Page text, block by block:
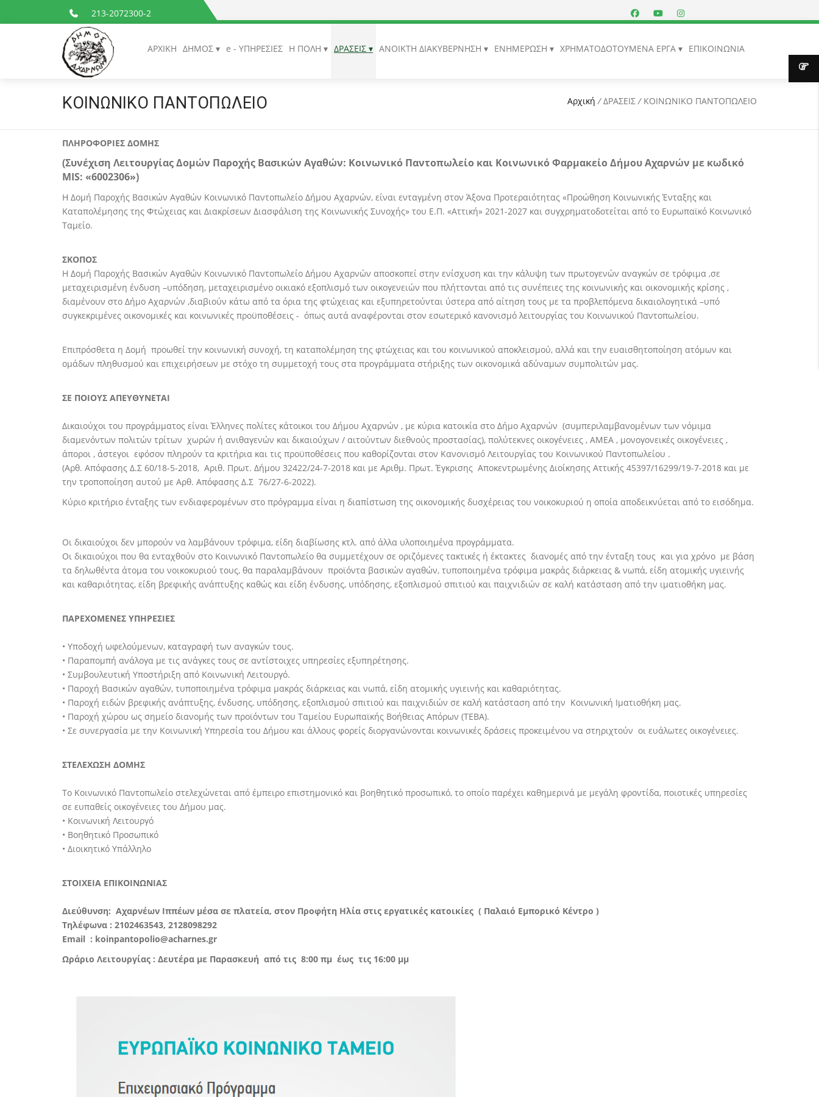
213-2072300-2
ΑΡΧΙΚΗ ΔΗΜΟΣ e - ΥΠΗΡΕΣΙΕΣ Η ΠΟΛΗ ΔΡΑΣΕΙΣ ΑΝΟΙΚΤΗ ΔΙΑΚΥΒΕΡΝΗΣΗ ΕΝΗΜΕΡΩΣΗ ΧΡΗΜΑΤΟΔΟΤΟΥΜΕΝΑ ΕΡΓΑ ΕΠΙΚΟΙΝΩΝΙΑ
ΚΟΙΝΩΝΙΚΟ ΠΑΝΤΟΠΩΛΕΙΟ Αρχική /ΔΡΑΣΕΙΣ / ΚΟΙΝΩΝΙΚΟ ΠΑΝΤΟΠΩΛΕΙΟ
ΠΛΗΡΟΦΟΡΙΕΣ ΔΟΜΗΣ
(Συνέχιση Λειτουργίας Δομών Παροχής Βασικών Αγαθών: Κοινωνικό Παντοπωλείο και Κοινωνικό Φαρμακείο Δήμου Αχαρνών με κωδικό
MIS: «6002306»)
Η Δομή Παροχής Βασικών Αγαθών Κοινωνικό Παντοπωλείο Δήμου Αχαρνών, είναι ενταγμένη στον Άξονα Προτεραιότητας «Προώθηση Κοινωνικής Ένταξης και
Καταπολέμησης της Φτώχειας και Διακρίσεων Διασφάλιση της Κοινωνικής Συνοχής» του Ε.Π. «Αττική» 2021-2027 και συγχρηματοδοτείται από το Ευρωπαϊκό Κοινωνικό
Ταμείο.
ΣΚΟΠΟΣ
Η Δομή Παροχής Βασικών Αγαθών Κοινωνικό Παντοπωλείο Δήμου Αχαρνών αποσκοπεί στην ενίσχυση και την κάλυψη των πρωτογενών αναγκών σε τρόφιμα ,σε
μεταχειρισμένη ένδυση –υπόδηση, μεταχειρισμένο οικιακό εξοπλισμό των οικογενειών που πλήττονται από τις συνέπειες της κοινωνικής και οικονομικής κρίσης ,
διαμένουν στο Δήμο Αχαρνών ,διαβιούν κάτω από τα όρια της φτώχειας και εξυπηρετούνται ύστερα από αίτηση τους με τα προβλεπόμενα δικαιολογητικά –υπό
συγκεκριμένες οικονομικές και κοινωνικές προϋποθέσεις - όπως αυτά αναφέρονται στον εσωτερικό κανονισμό λειτουργίας του Κοινωνικού Παντοπωλείου.
Επιπρόσθετα η Δομή προωθεί την κοινωνική συνοχή, τη καταπολέμηση της φτώχειας και του κοινωνικού αποκλεισμού, αλλά και την ευαισθητοποίηση ατόμων και
ομάδων πληθυσμού και επιχειρήσεων με στόχο τη συμμετοχή τους στα προγράμματα στήριξης των οικονομικά αδύναμων συμπολιτών μας.
ΣΕ ΠΟΙΟΥΣ ΑΠΕΥΘΥΝΕΤΑΙ
Δικαιούχοι του προγράμματος είναι Έλληνες πολίτες κάτοικοι του Δήμου Αχαρνών , με κύρια κατοικία στο Δήμο Αχαρνών (συμπεριλαμβανομένων των νόμιμα
διαμενόντων πολιτών τρίτων χωρών ή ανιθαγενών και δικαιούχων / αιτούντων διεθνούς προστασίας), πολύτεκνες οικογένειες , ΑΜΕΑ , μονογονεικές οικογένειες ,
άποροι , άστεγοι εφόσον πληρούν τα κριτήρια και τις προϋποθέσεις που καθορίζονται στον Κανονισμό Λειτουργίας του Κοινωνικού Παντοπωλείου .
(Αρθ. Απόφασης Δ.Σ 60/18-5-2018, Αριθ. Πρωτ. Δήμου 32422/24-7-2018 και με Αριθμ. Πρωτ. Έγκρισης Αποκεντρωμένης Διοίκησης Αττικής 45397/16299/19-7-2018 και με
την τροποποίηση αυτού με Αρθ. Απόφασης Δ.Σ 76/27-6-2022).
Κύριο κριτήριο ένταξης των ενδιαφερομένων στο πρόγραμμα είναι η διαπίστωση της οικονομικής δυσχέρειας του νοικοκυριού η οποία αποδεικνύεται από το εισόδημα.
Οι δικαιούχοι δεν μπορούν να λαμβάνουν τρόφιμα, είδη διαβίωσης κτλ. από άλλα υλοποιημένα προγράμματα.
Οι δικαιούχοι που θα ενταχθούν στο Κοινωνικό Παντοπωλείο θα συμμετέχουν σε οριζόμενες τακτικές ή έκτακτες διανομές από την ένταξη τους και για χρόνο με βάση
τα δηλωθέντα άτομα του νοικοκυριού τους, θα παραλαμβάνουν προϊόντα βασικών αγαθών, τυποποιημένα τρόφιμα μακράς διάρκειας & νωπά, είδη ατομικής υγιεινής
και καθαριότητας, είδη βρεφικής ανάπτυξης καθώς και είδη ένδυσης, υπόδησης, εξοπλισμού σπιτιού και παιχνιδιών σε καλή κατάσταση από την ιματιοθήκη μας.
ΠΑΡΕΧΟΜΕΝΕΣ ΥΠΗΡΕΣΙΕΣ
• Υποδοχή ωφελούμενων, καταγραφή των αναγκών τους.
• Παραπομπή ανάλογα με τις ανάγκες τους σε αντίστοιχες υπηρεσίες εξυπηρέτησης.
• Συμβουλευτική Υποστήριξη από Κοινωνική Λειτουργό.
• Παροχή Βασικών αγαθών, τυποποιημένα τρόφιμα μακράς διάρκειας και νωπά, είδη ατομικής υγιεινής και καθαριότητας.
• Παροχή ειδών βρεφικής ανάπτυξης, ένδυσης, υπόδησης, εξοπλισμού σπιτιού και παιχνιδιών σε καλή κατάσταση από την Κοινωνική Ιματιοθήκη μας.
• Παροχή χώρου ως σημείο διανομής των προϊόντων του Ταμείου Ευρωπαϊκής Βοήθειας Απόρων (ΤΕΒΑ).
• Σε συνεργασία με την Κοινωνική Υπηρεσία του Δήμου και άλλους φορείς διοργανώνονται κοινωνικές δράσεις προκειμένου να στηριχτούν οι ευάλωτες οικογένειες.
ΣΤΕΛΕΧΩΣΗ ΔΟΜΗΣ
Το Κοινωνικό Παντοπωλείο στελεχώνεται από έμπειρο επιστημονικό και βοηθητικό προσωπικό, το οποίο παρέχει καθημερινά με μεγάλη φροντίδα, ποιοτικές υπηρεσίες
σε ευπαθείς οικογένειες του Δήμου μας.
• Kοινωνική Λειτουργό
• Βοηθητικό Προσωπικό
• Διοικητικό Υπάλληλο
ΣΤΟΙΧΕΙΑ ΕΠΙΚΟΙΝΩΝΙΑΣ
Διεύθυνση: Αχαρνέων Ιππέων μέσα σε πλατεία, στον Προφήτη Ηλία στις εργατικές κατοικίες ( Παλαιό Εμπορικό Κέντρο )
Τηλέφωνα : 2102463543, 2128098292
Email : koinpantopolio@acharnes.gr
Ωράριο Λειτουργίας : Δευτέρα με Παρασκευή από τις 8:00 πμ έως τις 16:00 μμ